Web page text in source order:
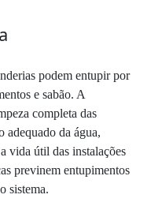
podem entupir por
e sabão. A
completa das
adequado da água,
vida útil das instalações
previnem entupimentos
sistema.